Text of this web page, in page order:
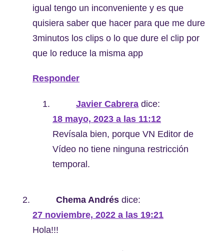
igual tengo un inconveniente y es que
quisiera saber que hacer para que me dure
3minutos los clips o lo que dure el clip por
que lo reduce la misma app
Responder
Javier Cabrera dice:
18 mayo, 2023 a las 11:12
Revísala bien, porque VN Editor de
Vídeo no tiene ninguna restricción
temporal.
Chema Andrés dice:
27 noviembre, 2022 a las 19:21
Hola!!!